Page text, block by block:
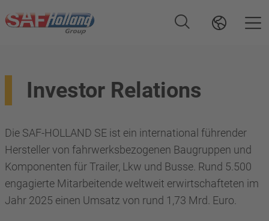
Investor Relations
Die SAF-HOLLAND SE ist ein international führender
Hersteller von fahrwerksbezogenen Baugruppen und
Komponenten für Trailer, Lkw und Busse. Rund 5.500
engagierte Mitarbeitende weltweit erwirtschafteten im
Jahr 2025 einen Umsatz von rund 1,73 Mrd. Euro.